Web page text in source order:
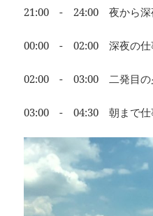
21:00 - 24:00 夜から深夜
00:00 - 02:00 深夜の仕
02:00 - 03:00 二発目の
03:00 - 04:30 朝まで仕